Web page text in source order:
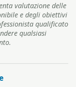
valutazione delle
e degli obiettivi
qualificato
qualsiasi